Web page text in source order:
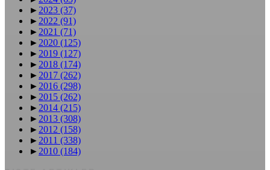
► 2023 (37)
► 2022 (91)
► 2021 (71)
► 2020 (125)
► 2019 (127)
► 2018 (174)
► 2017 (262)
► 2016 (298)
► 2015 (262)
► 2014 (215)
► 2013 (308)
► 2012 (158)
► 2011 (338)
► 2010 (184)